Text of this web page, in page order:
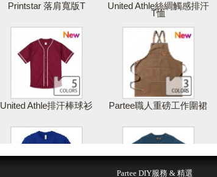
取得報價
Printstar 落肩寬版T United Athle絲綢觸感排汗
T恤
United Athle排汗棒球衫 Partee職人重磅工作圍裙
Partee DIY服務 & 精選